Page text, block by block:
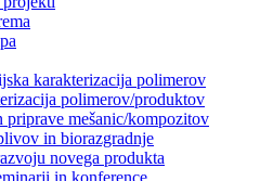
karakterizacija polimerov
polimerov/produktov
priprave mešanic/kompozitov
in biorazgradnje
novega produkta
in konference